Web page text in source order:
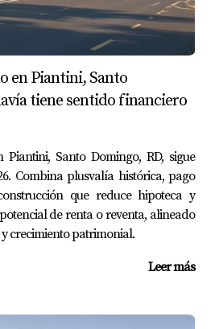
si las expectativas no se
evaluar un
asociados con la inversión en
es esencial elegir un
Aquí hay algunos criterios a
la trayectoria del
en Piantini, Santo
tiene sentido financiero
Santo Domingo, RD, sigue
Combina plusvalía histórica, pago
que reduce hipoteca y
de renta o reventa, alineado
crecimiento patrimonial.
Leer más